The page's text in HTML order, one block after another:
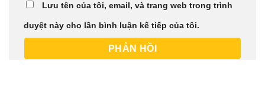
Lưu tên của tôi, email, và trang web trong trình
duyệt này cho lần bình luận kế tiếp của tôi.